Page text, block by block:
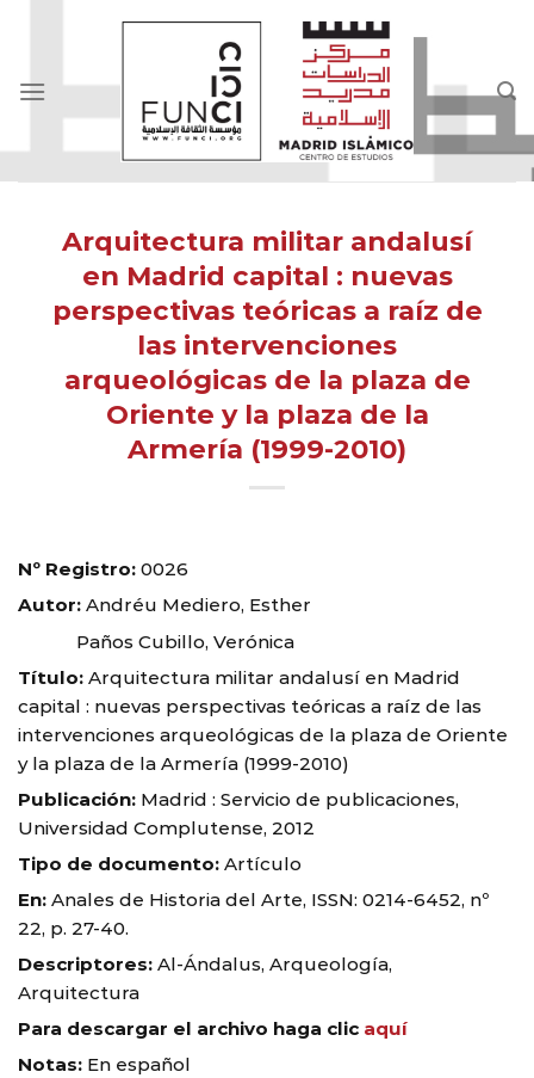
Arquitectura militar andalusí
en Madrid capital : nuevas
perspectivas teóricas a raíz de
las intervenciones
arqueológicas de la plaza de
Oriente y la plaza de la
Armería (1999-2010)
Nº Registro: 0026
Autor: Andréu Mediero, Esther
Paños Cubillo, Verónica
Título: Arquitectura militar andalusí en Madrid
capital : nuevas perspectivas teóricas a raíz de las
intervenciones arqueológicas de la plaza de Oriente
y la plaza de la Armería (1999-2010)
Publicación: Madrid : Servicio de publicaciones,
Universidad Complutense, 2012
Tipo de documento: Artículo
En: Anales de Historia del Arte, ISSN: 0214-6452, nº
22, p. 27-40.
Descriptores: Al-Ándalus, Arqueología,
Arquitectura
Para descargar el archivo haga clic aquí
Notas: En español